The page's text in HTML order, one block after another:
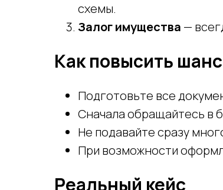
схемы.
Залог имущества —
Как повысить
Подготовьте все
Сначала обращайтесь в
Не подавайте сразу
При возможности
Реальный кейс